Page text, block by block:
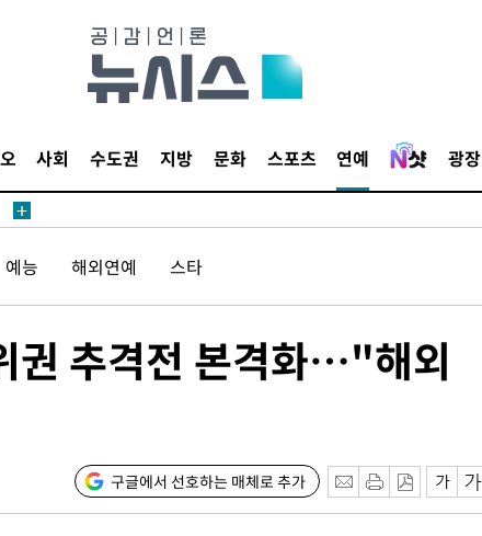
사회 수도권 지방 문화 스포츠 연예 광장
예능 해외연예 스타
권 추격전 본격화…"해외
구글에서 선호하는 매체로 추가